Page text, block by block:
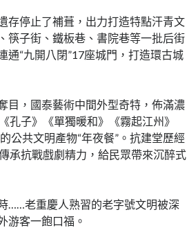
存停止了補葺，出力打造特點汗青文
筷子街、鐵板巷、書院巷等一批后街
通“九開八閉”17座城門，打造環古城
目，國泰藝術中間外型奇特，佈滿濃
孔子》《單獨暖和》《霧起江州》
公共文明產物“年夜餐”。抗建堂歷經
承抗戰戲劇精力，給民眾帶來沉醉式
……老重慶人熟習的老字號文明被深
游客一飽口福。